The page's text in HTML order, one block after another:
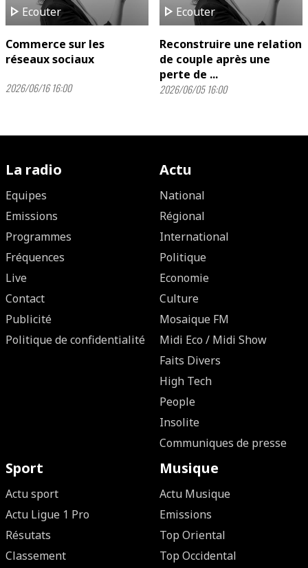
play_arrow Ecouter
Commerce sur les
réseaux sociaux
2026/06/16 16:00
play_arrow Ecouter
Reconstruire une relation
de couple après une
perte de ...
2026/06/05 16:00
La radio
Equipes
Emissions
Programmes
Fréquences
Live
Contact
Publicité
Politique de confidentialité
Actu
National
Régional
International
Politique
Economie
Culture
Mosaique FM
Midi Eco / Midi Show
Faits Divers
High Tech
People
Insolite
Communiques de presse
Sport
Actu sport
Actu Ligue 1 Pro
Résutats
Classement
Musique
Actu Musique
Emissions
Top Oriental
Top Occidental